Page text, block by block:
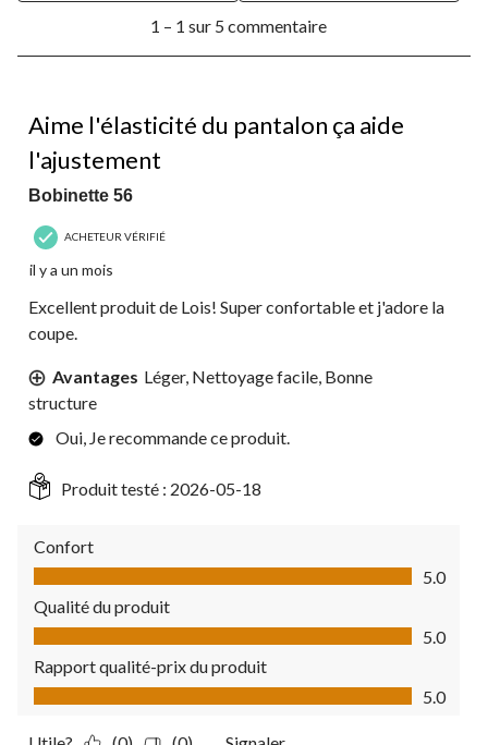
1
commentaire.
1 – 1 sur 5 commentaire
Aime l'élasticité du pantalon ça aide
l'ajustement
Bobinette 56
ACHETEUR VÉRIFIÉ
il y a un mois
Excellent produit de Lois! Super confortable et j'adore la
coupe.
Avantages Léger, Nettoyage facile, Bonne
structure
Oui, Je recommande ce produit.
Produit testé : 2026-05-18
Confort
Confort, 5.0 sur 5
5.0
Qualité du produit
Qualité du produit, 5.0 sur 5
5.0
Rapport qualité-prix du produit
Rapport qualité-prix du produit, 5.0 sur 5
5.0